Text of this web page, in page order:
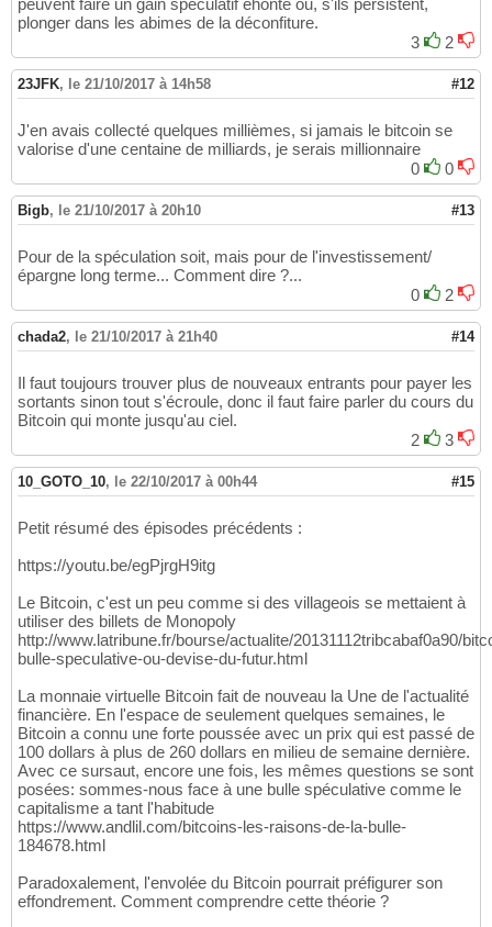
peuvent faire un gain spéculatif éhonté ou, s'ils persistent,
plonger dans les abimes de la déconfiture.
3
2
23JFK, le 21/10/2017 à 14h58 #12
J'en avais collecté quelques millièmes, si jamais le bitcoin se
valorise d'une centaine de milliards, je serais millionnaire
0
0
Bigb, le 21/10/2017 à 20h10 #13
Pour de la spéculation soit, mais pour de l'investissement/
épargne long terme... Comment dire ?...
0
2
chada2, le 21/10/2017 à 21h40 #14
Il faut toujours trouver plus de nouveaux entrants pour payer les
sortants sinon tout s'écroule, donc il faut faire parler du cours du
Bitcoin qui monte jusqu'au ciel.
2
3
10_GOTO_10, le 22/10/2017 à 00h44 #15
Petit résumé des épisodes précédents :
https://youtu.be/egPjrgH9itg
Le Bitcoin, c'est un peu comme si des villageois se mettaient à
utiliser des billets de Monopoly
http://www.latribune.fr/bourse/actualite/20131112tribcabaf0a90/
bulle-speculative-ou-devise-du-futur.html
La monnaie virtuelle Bitcoin fait de nouveau la Une de l'actualité
financière. En l'espace de seulement quelques semaines, le
Bitcoin a connu une forte poussée avec un prix qui est passé de
100 dollars à plus de 260 dollars en milieu de semaine dernière.
Avec ce sursaut, encore une fois, les mêmes questions se sont
posées: sommes-nous face à une bulle spéculative comme le
capitalisme a tant l'habitude
https://www.andlil.com/bitcoins-les-raisons-de-la-bulle-
184678.html
Paradoxalement, l'envolée du Bitcoin pourrait préfigurer son
effondrement. Comment comprendre cette théorie ?